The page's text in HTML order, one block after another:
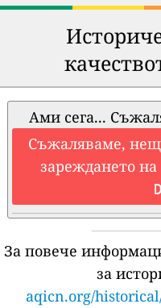
Ами сега...
Съжаляваме,
зареждането
За повече
за
aqicn.org/